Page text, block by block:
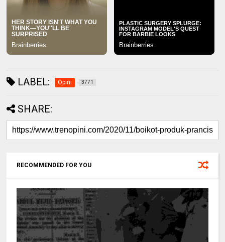
LABEL: Opini 3771
SHARE:
RECOMMENDED FOR YOU